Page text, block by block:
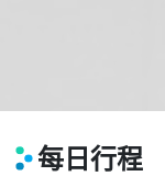
每日行程